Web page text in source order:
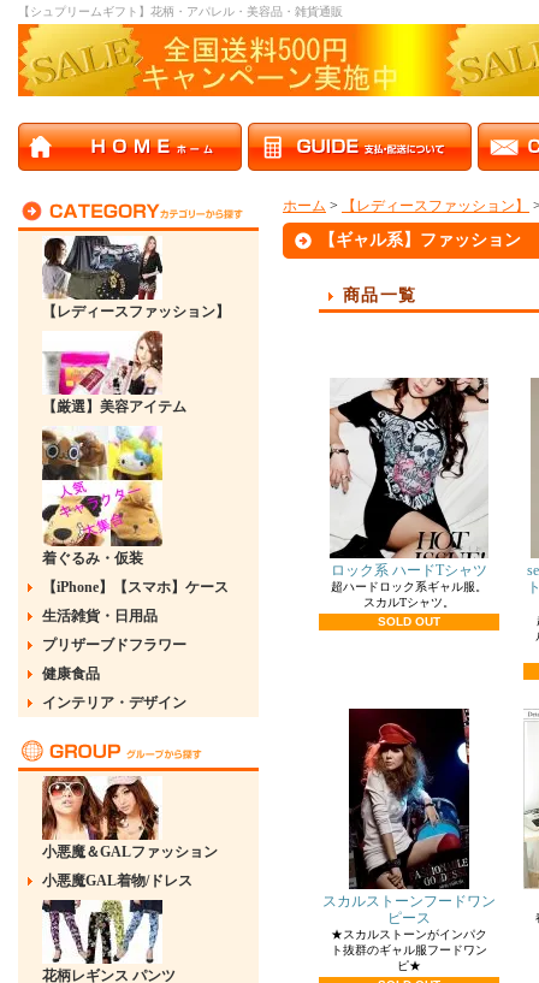
【シュプリームギフト】花柄・アパレル・美容品・雑貨通販
【レディースファッション】
【厳選】美容アイテム
着ぐるみ・仮装
【iPhone】【スマホ】ケース
生活雑貨・日用品
プリザーブドフラワー
健康食品
インテリア・デザイン
小悪魔＆GALファッション
小悪魔GAL着物/ドレス
花柄レギンス パンツ
ホーム > 【レディースファッション】
【ギャル系】ファッション
商品一覧
ロック系 ハードTシャツ
超ハードロック系ギャル服。
スカルTシャツ。
SOLD OUT
スカルストーンフードワン
ピース
★スカルストーンがインパク
ト抜群のギャル服フードワン
ピ★